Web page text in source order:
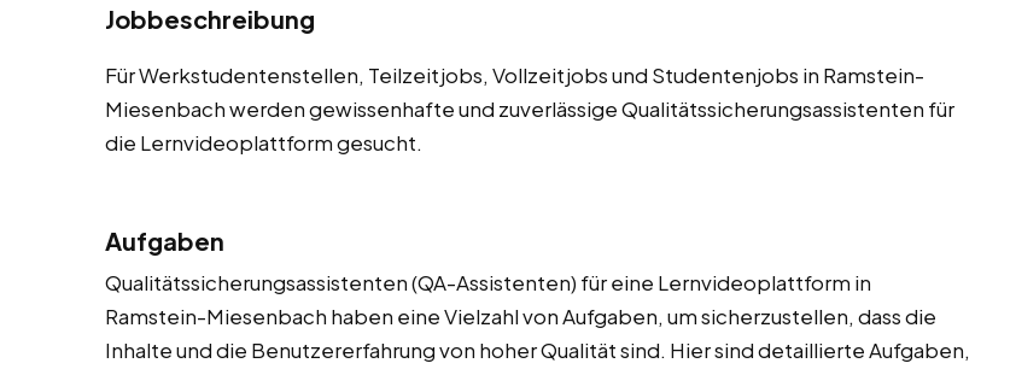
Jobbeschreibung
Für Werkstudentenstellen, Teilzeitjobs, Vollzeitjobs und Studentenjobs in Ramstein-
Miesenbach werden gewissenhafte und zuverlässige Qualitätssicherungsassistenten für
die Lernvideoplattform gesucht.
Aufgaben
Qualitätssicherungsassistenten (QA-Assistenten) für eine Lernvideoplattform in
Ramstein-Miesenbach haben eine Vielzahl von Aufgaben, um sicherzustellen, dass die
Inhalte und die Benutzererfahrung von hoher Qualität sind. Hier sind detaillierte Aufgaben,